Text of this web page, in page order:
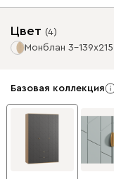
Цвет (4)
Монблан 3-
Базовая коллекция